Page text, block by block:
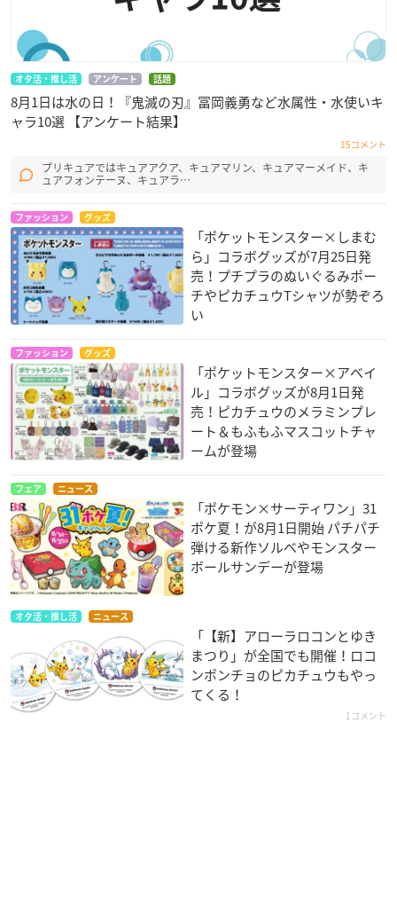
オタ活・推し活 アンケート 話題
8月1日は水の日！『鬼滅の刃』冨岡義勇など水属性・水使いキ
ャラ10選 【アンケート結果】
15コメント
プリキュアではキュアアクア、キュアマリン、キュアマーメイド、キ
ュアフォンテーヌ、キュアラ…
ファッション グッズ
「ポケットモンスター×しまむ
ら」コラボグッズが7月25日発
売！プチプラのぬいぐるみポー
チやピカチュウTシャツが勢ぞろ
い
ファッション グッズ
「ポケットモンスター×アベイ
ル」コラボグッズが8月1日発
売！ピカチュウのメラミンプレ
ート＆もふもふマスコットチャ
ームが登場
フェア ニュース
「ポケモン×サーティワン」31
ポケ夏！が8月1日開始 パチパチ
弾ける新作ソルベやモンスター
ボールサンデーが登場
オタ活・推し活 ニュース
「【新】アローラロコンとゆき
まつり」が全国でも開催！ロコ
ンポンチョのピカチュウもやっ
てくる！
1コメント